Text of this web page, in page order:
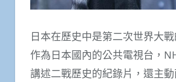
日本在歷史中是第二次世界大
作為日本國內的公共電視台，
講述二戰歷史的紀錄片，還主